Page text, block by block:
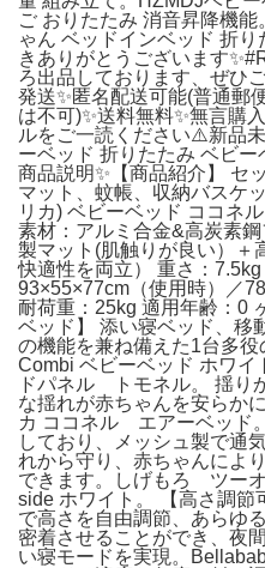
ご おりたたみ 消音昇降機
ゃん ベッドインベッド 折
きありがとうございます
ろ出品しております、ぜひ
発送✨匿名配送可能(普通郵
は不可)✨️送料無料✨無言購
ルをご一読ください⚠️新品
ーベッド 折りたたみ ベビー
商品説明✨【商品紹介】 セ
マット、蚊帳、収納バスケ
リカ) ベビーベッド ココネ
素材：アルミ合金&高炭素
製マット(肌触りが良い）＋
快適性を両立） 重さ：
93×55×77cm（使用時）／
耐荷重：25kg 適用年齢：0
ベッド】 添い寝ベッド、移
の機能を兼ね備えた1台多役
Combi ベビーベッド ホワ
ドパネル トモネル。 揺り
な揺れが赤ちゃんを安らか
カ ココネル エアーベッド
しており、メッシュ製で通
れから守り、赤ちゃんによ
できます。しげもろ ツー
side ホワイト。 【高さ調節
で高さを自由調節、あらゆ
密着させることができ、夜
い寝モードを実現。